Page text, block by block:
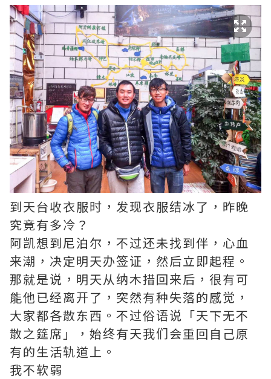
到天台收衣服时，发现衣服结冰了，昨晚
究竟有多冷？
阿凯想到尼泊尔，不过还未找到伴，心血
来潮，决定明天办签证，然后立即起程。
那就是说，明天从纳木措回来后，很有可
能他已经离开了，突然有种失落的感觉，
大家都各散东西。不过俗语说「天下无不
散之筵席」，始终有天我们会重回自己原
有的生活轨道上。
我不软弱